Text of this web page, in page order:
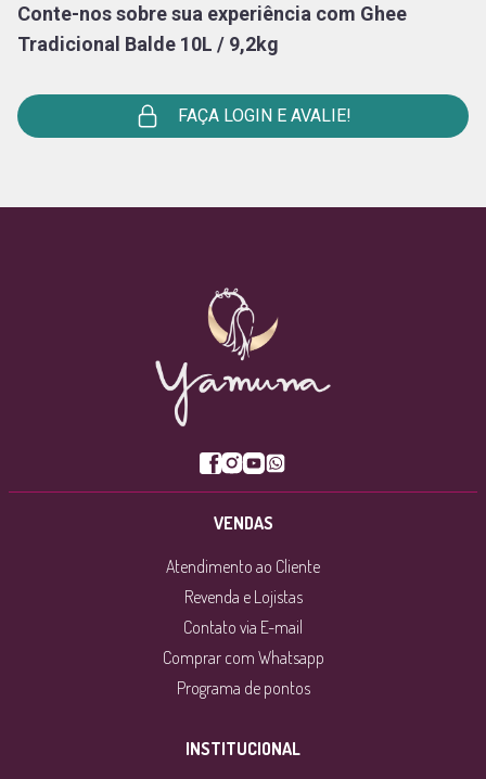
Conte-nos sobre sua experiência com Ghee
Tradicional Balde 10L / 9,2kg
FAÇA LOGIN E AVALIE!
VENDAS
Atendimento ao Cliente
Revenda e Lojistas
Contato via E-mail
Comprar com Whatsapp
Programa de pontos
INSTITUCIONAL